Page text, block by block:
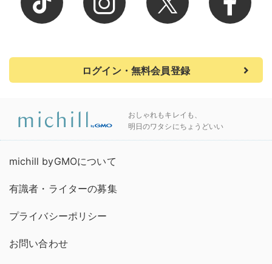
ログイン・無料会員登録
おしゃれもキレイも、
明日のワタシにちょうどいい
michill byGMOについて
有識者・ライターの募集
プライバシーポリシー
お問い合わせ